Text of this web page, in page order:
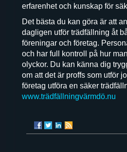
erfarenhet och kunskap för
Det bästa du kan göra är att
dagligen utför trädfällning åt
föreningar och företag.
och har full kontroll på hur
olyckor. Du kan känna dig
om att det är proffs som utför
företag utföra en säker
www.trädfällningvärmdö.nu